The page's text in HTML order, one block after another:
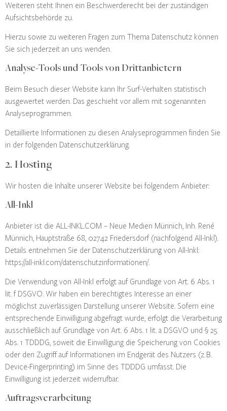
Weiteren steht Ihnen ein Beschwerderecht bei der zuständigen
Aufsichtsbehörde zu.
Hierzu sowie zu weiteren Fragen zum Thema Datenschutz können
Sie sich jederzeit an uns wenden.
Analyse-Tools und Tools von Dritt­anbietern
Beim Besuch dieser Website kann Ihr Surf-Verhalten statistisch
ausgewertet werden. Das geschieht vor allem mit sogenannten
Analyseprogrammen.
Detaillierte Informationen zu diesen Analyseprogrammen finden Sie
in der folgenden Datenschutzerklärung.
2. Hosting
Wir hosten die Inhalte unserer Website bei folgendem Anbieter:
All-Inkl
Anbieter ist die ALL-INKL.COM – Neue Medien Münnich, Inh. René
Münnich, Hauptstraße 68, 02742 Friedersdorf (nachfolgend All-Inkl).
Details entnehmen Sie der Datenschutzerklärung von All-Inkl:
https://all-inkl.com/datenschutzinformationen/.
Die Verwendung von All-Inkl erfolgt auf Grundlage von Art. 6 Abs. 1
lit. f DSGVO. Wir haben ein berechtigtes Interesse an einer
möglichst zuverlässigen Darstellung unserer Website. Sofern eine
entsprechende Einwilligung abgefragt wurde, erfolgt die Verarbeitung
ausschließlich auf Grundlage von Art. 6 Abs. 1 lit. a DSGVO und § 25
Abs. 1 TDDDG, soweit die Einwilligung die Speicherung von Cookies
oder den Zugriff auf Informationen im Endgerät des Nutzers (z. B.
Device-Fingerprinting) im Sinne des TDDDG umfasst. Die
Einwilligung ist jederzeit widerrufbar.
Auftragsverarbeitung